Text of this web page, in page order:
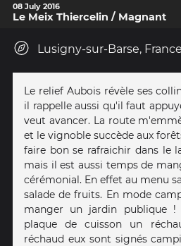
08 July 2016
Le Meix Thiercelin / Magnant
Lusigny-sur-Barse, France
Le relief Aubois révèle ses
il rappelle aussi qu'il faut
veut avancer. La route
et le vignoble succède aux
faire bon se rafraichir dans le
mais il est aussi temps de
cérémonial. En effet au menu
salade de fruits. En mode
manger un jardin publique
plaque de cuisson un
réchaud eux sont signés